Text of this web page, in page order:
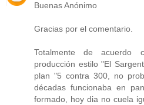
Buenas Anónimo
Gracias por el comentario.
Totalmente de acuerdo
producción estilo "El
plan "5 contra 300, no
décadas funcionaba en
formado, hoy dia no cuela